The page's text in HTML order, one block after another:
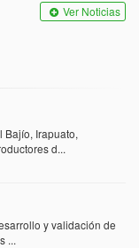
Ver Noticias
Bajío, Irapuato,
d...
y validación de
...